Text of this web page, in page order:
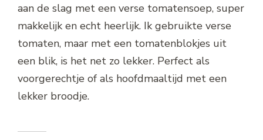
aan de slag met een verse tomatensoep, super
makkelijk en echt heerlijk. Ik gebruikte verse
tomaten, maar met een tomatenblokjes uit
een blik, is het net zo lekker. Perfect als
voorgerechtje of als hoofdmaaltijd met een
lekker broodje.